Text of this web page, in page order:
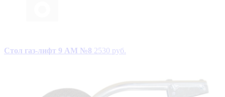
Стол газ-лифт 9 АМ №8 2530 руб.